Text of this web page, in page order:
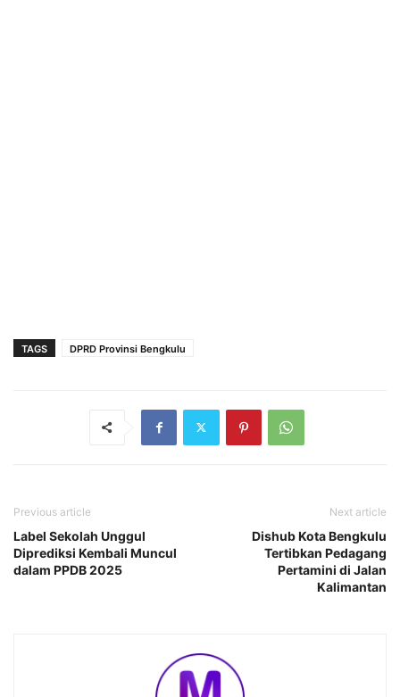
TAGS DPRD Provinsi Bengkulu
Previous article
Label Sekolah Unggul
Diprediksi Kembali Muncul
dalam PPDB 2025
Next article
Dishub Kota Bengkulu
Tertibkan Pedagang
Pertamini di Jalan
Kalimantan